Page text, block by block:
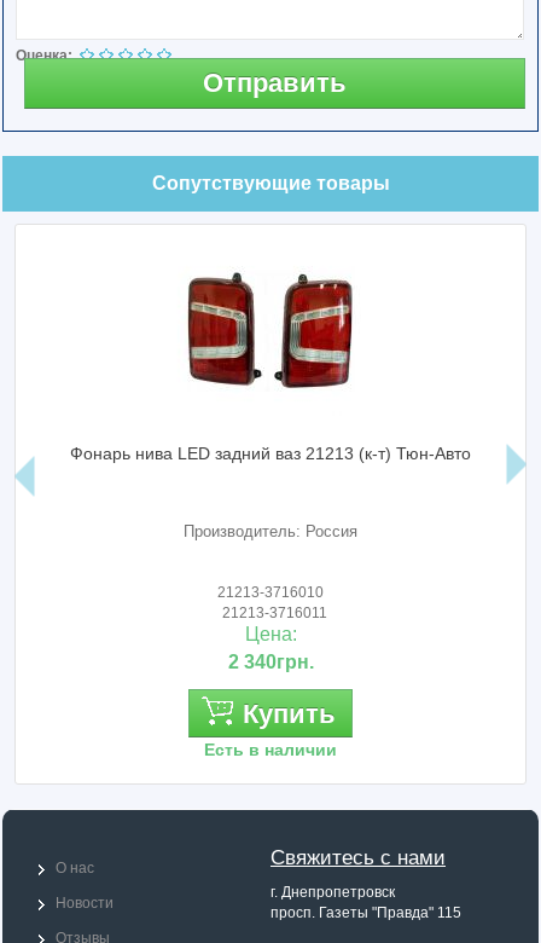
Оценка:
Отправить
Сопутствующие товары
Фонарь нива LED задний ваз 21213 (к-т) Тюн-Авто
Производитель: Россия
21213-3716010
21213-3716011
Цена:
2 340грн.
Купить
Есть в наличии
Свяжитесь с нами
г. Днепропетровск
просп. Газеты "Правда" 115
О нас
Новости
Отзывы